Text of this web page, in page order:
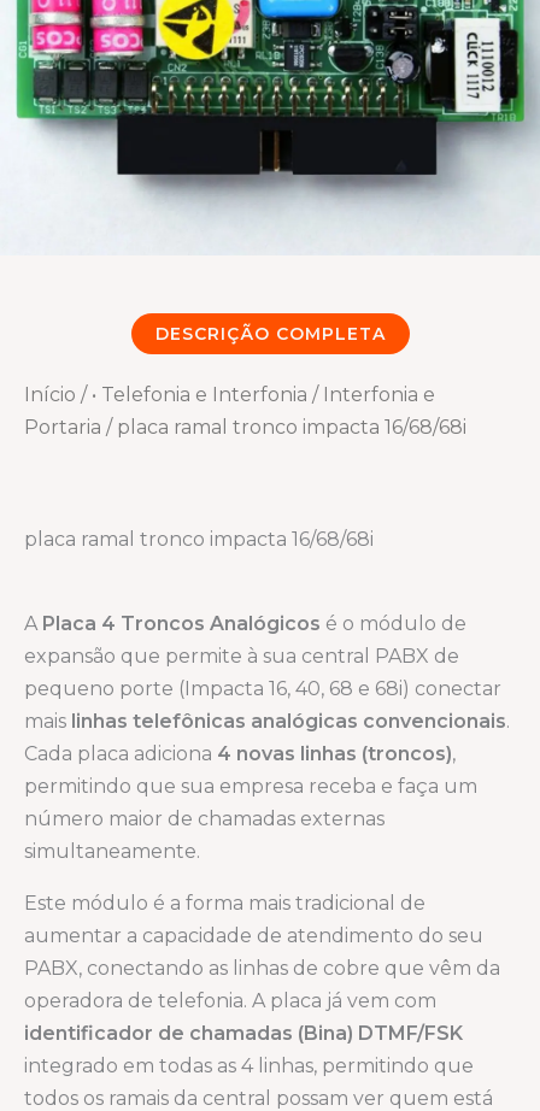
DESCRIÇÃO COMPLETA
Início / • Telefonia e Interfonia / Interfonia e
Portaria / placa ramal tronco impacta 16/68/68i
placa ramal tronco impacta 16/68/68i
A Placa 4 Troncos Analógicos é o módulo de
expansão que permite à sua central PABX de
pequeno porte (Impacta 16, 40, 68 e 68i) conectar
mais linhas telefônicas analógicas convencionais.
Cada placa adiciona 4 novas linhas (troncos),
permitindo que sua empresa receba e faça um
número maior de chamadas externas
simultaneamente.
Este módulo é a forma mais tradicional de
aumentar a capacidade de atendimento do seu
PABX, conectando as linhas de cobre que vêm da
operadora de telefonia. A placa já vem com
identificador de chamadas (Bina) DTMF/FSK
integrado em todas as 4 linhas, permitindo que
todos os ramais da central possam ver quem está